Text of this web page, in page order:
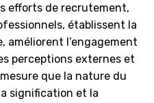
efforts de recrutement,
établissent la
l’engagement
perceptions externes et
que la nature du
signification et la